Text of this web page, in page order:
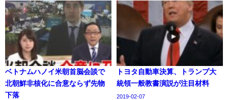
ベトナムハノイ米朝首脳会談で
北朝鮮非核化に合意ならず先物
下落
トヨタ自動車決算、トランプ大
統領一般教書演説が注目材料
2019-02-07